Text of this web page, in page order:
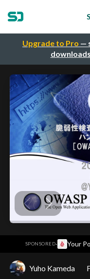
Upgrade to Pro —
SPONSORED· Your
Yuho Kameda